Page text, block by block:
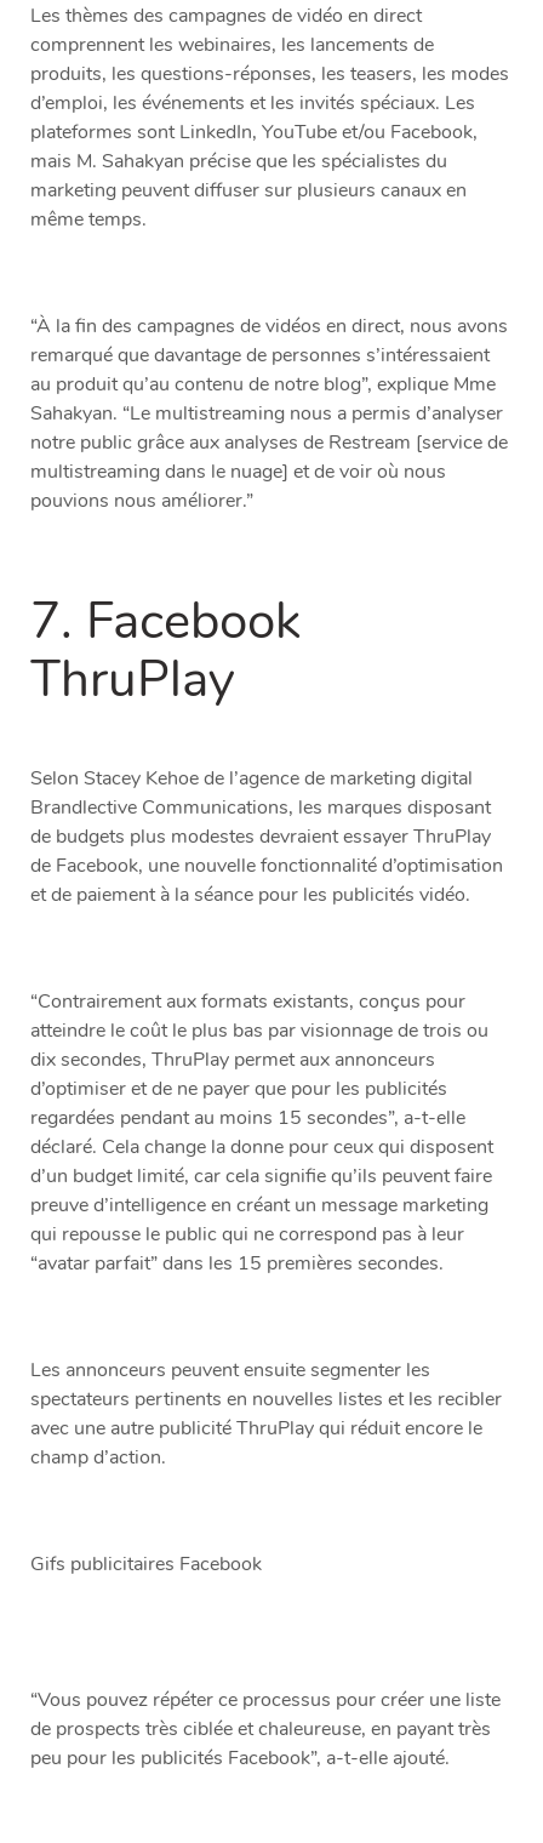
Les thèmes des campagnes de vidéo en direct
comprennent les webinaires, les lancements de
produits, les questions-réponses, les teasers, les modes
d’emploi, les événements et les invités spéciaux. Les
plateformes sont LinkedIn, YouTube et/ou Facebook,
mais M. Sahakyan précise que les spécialistes du
marketing peuvent diffuser sur plusieurs canaux en
même temps.
“À la fin des campagnes de vidéos en direct, nous avons
remarqué que davantage de personnes s’intéressaient
au produit qu’au contenu de notre blog”, explique Mme
Sahakyan. “Le multistreaming nous a permis d’analyser
notre public grâce aux analyses de Restream [service de
multistreaming dans le nuage] et de voir où nous
pouvions nous améliorer.”
7. Facebook
ThruPlay
Selon Stacey Kehoe de l’agence de marketing digital
Brandlective Communications, les marques disposant
de budgets plus modestes devraient essayer ThruPlay
de Facebook, une nouvelle fonctionnalité d’optimisation
et de paiement à la séance pour les publicités vidéo.
“Contrairement aux formats existants, conçus pour
atteindre le coût le plus bas par visionnage de trois ou
dix secondes, ThruPlay permet aux annonceurs
d’optimiser et de ne payer que pour les publicités
regardées pendant au moins 15 secondes”, a-t-elle
déclaré. Cela change la donne pour ceux qui disposent
d’un budget limité, car cela signifie qu’ils peuvent faire
preuve d’intelligence en créant un message marketing
qui repousse le public qui ne correspond pas à leur
“avatar parfait” dans les 15 premières secondes.
Les annonceurs peuvent ensuite segmenter les
spectateurs pertinents en nouvelles listes et les recibler
avec une autre publicité ThruPlay qui réduit encore le
champ d’action.
Gifs publicitaires Facebook
“Vous pouvez répéter ce processus pour créer une liste
de prospects très ciblée et chaleureuse, en payant très
peu pour les publicités Facebook”, a-t-elle ajouté.